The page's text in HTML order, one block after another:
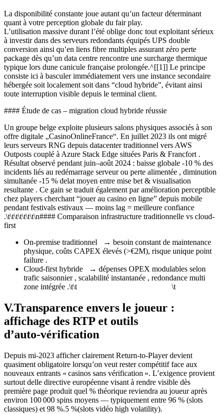
La disponibilité constante joue autant qu’un facteur déterminant
quant à votre perception globale du fair play.
L’utilisation massive durant l’été oblige donc tout exploitant sérieux
à investir dans des serveurs redondants équipés UPS double
conversion ainsi qu’en liens fibre multiples assurant zéro perte
package dès qu’un data centre rencontre une surcharge thermique
typique lors dune canicule française prolongée.^[[1]] Le principe
consiste ici à basculer immédiatement vers une instance secondaire
hébergée soit localement soit dans “cloud hybride”, évitant ainsi
toute interruption visible depuis le terminal client.
#### Étude de cas – migration cloud hybride réussie
Un groupe belge exploite plusieurs salons physiques associés à son
offre digitale „CasinoOnlineFrance“. En juillet 2023 ils ont migré
leurs serveurs RNG depuis datacenter traditionnel vers AWS
Outposts couplé à Azure Stack Edge situées Paris & Francfort .
Résultat observé pendant juin–août 2024 : baisse globale ‑10 % des
incidents liés au redémarrage serveur ou perte alimentée , diminution
simultanée ‑15 % delat moyen entre mise bet & visualisation
resultante . Ce gain se traduit également par amélioration perceptible
chez players cherchant “jouer au casino en ligne” depuis mobile
pendant festivals estivaux — moins lag = meilleure confiance
.\t\t\t\t\t\t\t\n#### Comparaison infrastructure traditionnelle vs cloud-
first
On‑premise traditionnel → besoin constant de maintenance
physique, coûts CAPEX élevés (>€2M), risque unique point
failure .
Cloud‑first hybride → dépenses OPEX modulables selon
trafic saisonnier , scalabilité instantanée , redondance multi
zone intégrée .\t\t \t
V.Transparence envers le joueur :
affichage des RTP et outils
d’auto‑vérification
Depuis mi‑2023 afficher clairement Return-to-Player devient
quasiment obligatoire lorsqu’on veut rester compétitif face aux
nouveaux entrants « casinos sans vérification ». L’exigence provient
surtout delle directive européenne visant à rendre visible dès
première page produit quel % théorique reviendra au joueur après
environ 100 000 spins moyens — typiquement entre 96 % (slots
classiques) et 98 %.5 %(slots vidéo high volatility).